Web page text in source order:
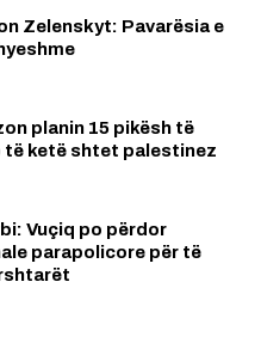
Zelenskyt: Pavarësia e
planin 15 pikësh të
të ketë shtet palestinez
Vuçiq po përdor
parapolicore për të